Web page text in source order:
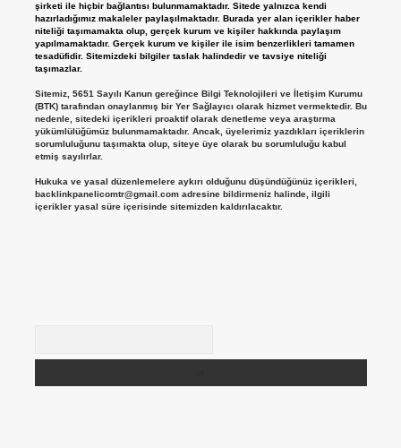
şirketi ile hiçbir bağlantısı bulunmamaktadır. Sitede yalnızca kendi
hazırladığımız makaleler paylaşılmaktadır. Burada yer alan içerikler haber
niteliği taşımamakta olup, gerçek kurum ve kişiler hakkında paylaşım
yapılmamaktadır. Gerçek kurum ve kişiler ile isim benzerlikleri tamamen
tesadüfidir. Sitemizdeki bilgiler taslak halindedir ve tavsiye niteliği
taşımazlar.
Sitemiz, 5651 Sayılı Kanun gereğince Bilgi Teknolojileri ve İletişim Kurumu
(BTK) tarafından onaylanmış bir Yer Sağlayıcı olarak hizmet vermektedir. Bu
nedenle, sitedeki içerikleri proaktif olarak denetleme veya araştırma
yükümlülüğümüz bulunmamaktadır. Ancak, üyelerimiz yazdıkları içeriklerin
sorumluluğunu taşımakta olup, siteye üye olarak bu sorumluluğu kabul
etmiş sayılırlar.
Hukuka ve yasal düzenlemelere aykırı olduğunu düşündüğünüz içerikleri,
backlinkpanelicomtr@gmail.comadresine bildirmeniz halinde, ilgili
içerikler yasal süre içerisinde sitemizden kaldırılacaktır.